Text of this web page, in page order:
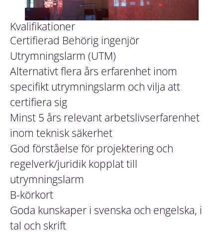
Kvalifikationer
Certifierad Behörig ingenjör
Utrymningslarm (UTM)
Alternativt flera års erfarenhet inom
specifikt utrymningslarm och vilja att
certifiera sig
Minst 5 års relevant arbetslivserfarenhet
inom teknisk säkerhet
God förståelse för projektering och
regelverk/juridik kopplat till
utrymningslarm
B-körkort
Goda kunskaper i svenska och engelska, i
tal och skrift